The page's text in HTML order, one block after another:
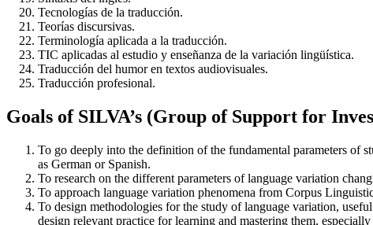
Tecnologías de la traducción.
Teorías discursivas.
Terminología aplicada a la traducción.
TIC aplicadas al estudio y enseñanza de la variación lingüística.
Traducción del humor en textos audiovisuales.
Traducción profesional.
Goals of SILVA’s (Group of Support for
To go deeply into the definition of the fundamental parameters of
as German or Spanish.
To research on the different parameters of language variation
To approach language variation phenomena from Corpus
To design methodologies for the study of language variation,
design relevant practice for learning and mastering them,